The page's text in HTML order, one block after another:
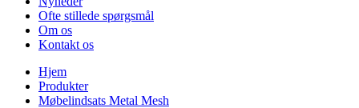
Ofte stillede spørgsmål
Om os
Kontakt os
Hjem
Produkter
Møbelindsats Metal Mesh